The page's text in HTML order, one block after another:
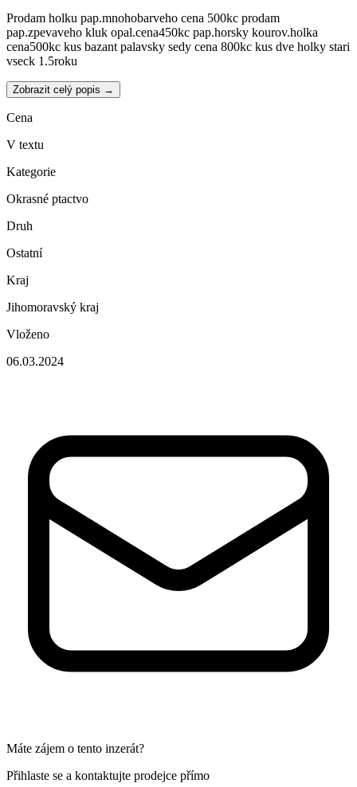
Prodam holku pap.mnohobarveho cena 500kc prodam
pap.zpevaveho kluk opal.cena450kc pap.horsky kourov.holka
cena500kc kus bazant palavsky sedy cena 800kc kus dve holky stari
vseck 1.5roku
Zobrazit celý popis →
Cena
V textu
Kategorie
Okrasné ptactvo
Druh
Ostatní
Kraj
Jihomoravský kraj
Vloženo
06.03.2024
Máte zájem o tento inzerát?
Přihlaste se a kontaktujte prodejce přímo